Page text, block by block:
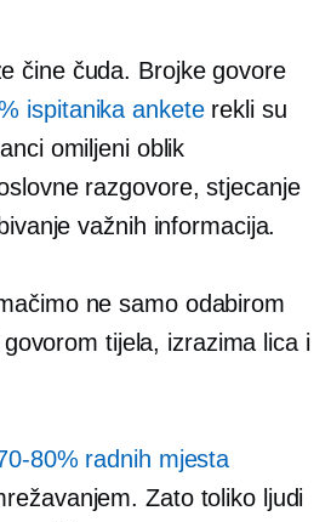
čine čuda. Brojke govore
ispitanika anketerekli su
omiljeni oblik
razgovore, stjecanje
važnih informacija.
ne samo odabirom
tijela, izrazima lica i
80% radnih mjesta
Zato toliko ljudi